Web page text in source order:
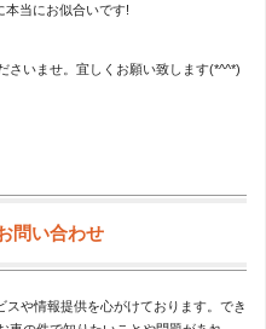
本当にお似合いです!
さいませ。宜しくお願い致します(*^^*)
問い合わせ
や情報提供を心がけております。でき